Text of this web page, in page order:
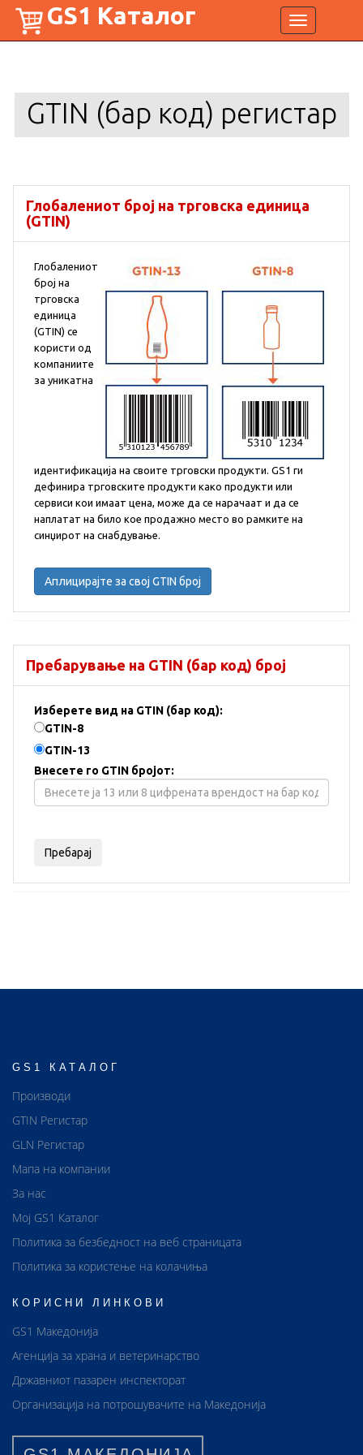
Toggle
navigation
GS1 Каталог
GTIN (бар код) регистар
Глобалениот број на трговска единица
(GTIN)
Глобалениот
број на
трговска
единица
(GTIN) се
користи од
компаниите
за уникатна
идентификација на своите трговски продукти. GS1 ги
дефинира трговските продукти како продукти или
сервиси кои имаат цена, може да се нарачаат и да се
наплатат на било кое продажно место во рамките на
синџирот на снабдување.
Аплицирајте за свој GTIN број
Пребарување на GTIN (бар код) број
Изберете вид на GTIN (бар код):
GTIN-8
GTIN-13
Внесете го GTIN бројот:
GS1 КАТАЛОГ
Производи
GTIN Регистар
GLN Регистар
Мапа на компании
За нас
Мој GS1 Каталог
Политика за безбедност на веб страницата
Политика за користење на колачиња
КОРИСНИ ЛИНКОВИ
GS1 Македонија
Агенција за храна и ветеринарство
Државниот пазарен инспекторат
Организација на потрошувачите на Македонија